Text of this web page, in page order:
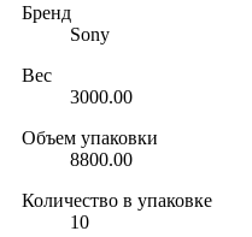
Бренд
Sony
Вес
3000.00
Объем упаковки
8800.00
Количество в упаковке
10